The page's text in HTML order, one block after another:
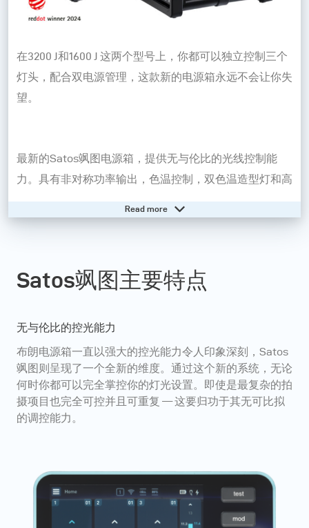
在3200 J和1600 J 这两个型号上，你都可以独立控制三个
灯头，配合双电源管理，这款新的电源箱永远不会让你失
望。
最新的Satos飒图电源箱，提供无与伦比的光线控制能
力。具有非对称功率输出，色温控制，双色温造型灯和高
可以实现精确且可定制的光效。双电源管理系统确保无论
需要帮助？- 访问我们的在线知识库
Read more
Satos飒图主要特点
无与伦比的控光能力
布朗电源箱一直以强大的控光能力令人印象深刻，Satos
飒图则呈现了一个全新的维度。通过这个新的系统，无论
何时你都可以完全掌控你的灯光设置。即使是最复杂的拍
摄项目也完全可控并且可重复 — 这要归功于其无可比拟
的调控能力。